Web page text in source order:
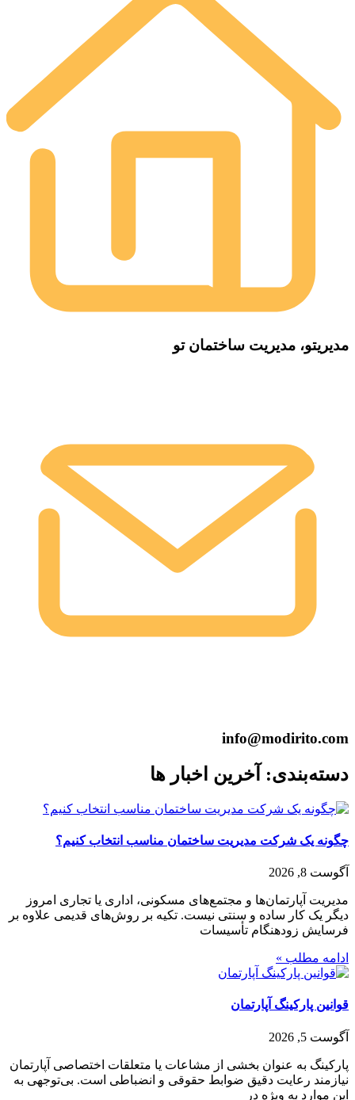
مدیریتو، مدیریت ساختمان تو
info@modirito.com
دسته‌بندی: آخرین اخبار ها
چگونه یک شرکت مدیریت ساختمان مناسب انتخاب کنیم؟
آگوست 8, 2026
مدیریت آپارتمان‌ها و مجتمع‌های مسکونی، اداری یا تجاری امروز
دیگر یک کار ساده و سنتی نیست. تکیه بر روش‌های قدیمی علاوه بر
فرسایش زودهنگام تأسیسات
ادامه مطلب »
قوانین پارکینگ آپارتمان
آگوست 5, 2026
پارکینگ به عنوان بخشی از مشاعات یا متعلقات اختصاصی آپارتمان
نیازمند رعایت دقیق ضوابط حقوقی و انضباطی است. بی‌توجهی به
این موارد به‌ ویژه در